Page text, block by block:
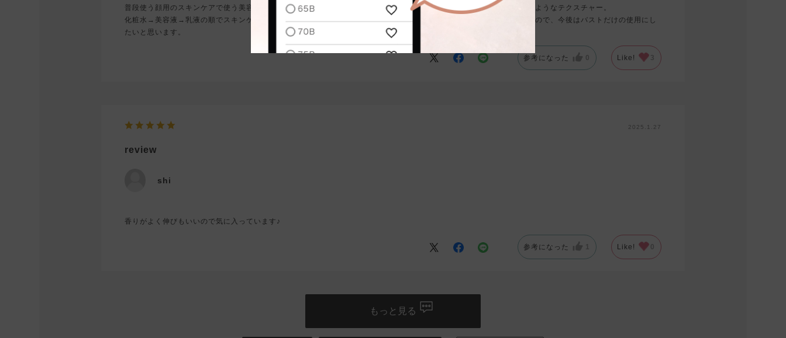
普段使う顔用のスキンケアで使う美容液のようにみずみずしいorオイリーな感じなのかなと思っていたのですが、乳液のようなテクスチャー。
化粧水→美容液→乳液の順でスキンケアしているのでそういう感じで使う予定だったのですが、顔に塗布して何か違ったので、今後はバストだけの使用にし
たいと思います。
参考になった 0 Like! 3
2025.1.27
review
shi
香りがよく伸びもいいので気に入っています♪
参考になった 1 Like! 0
もっと見る